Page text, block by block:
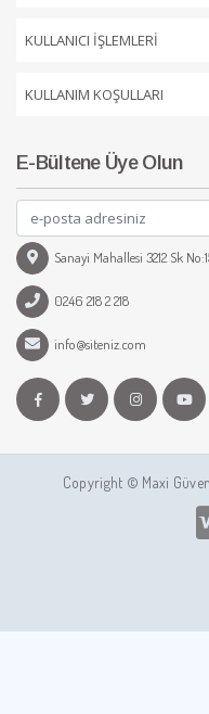
KULLANICI İŞLEMLERİ
KULLANIM KOŞULLARI
E-Bültene Üye Olun
Sanayi Mahallesi 3212 Sk
0246 218 2 218
info@siteniz.com
Copyright © Maxi